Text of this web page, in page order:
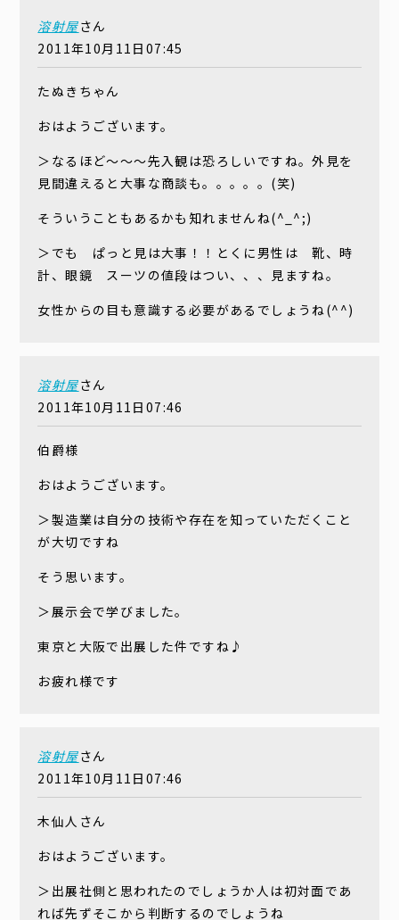
溶射屋さん
2011年10月11日07:45
たぬきちゃん
おはようございます。
＞なるほど〜〜〜先入観は恐ろしいですね。外見を
見間違えると大事な商談も。。。。。(笑)
そういうこともあるかも知れませんね(^_^;)
＞でも ぱっと見は大事！！とくに男性は 靴、時
計、眼鏡 スーツの値段はつい、、、見ますね。
女性からの目も意識する必要があるでしょうね(^^)
溶射屋さん
2011年10月11日07:46
伯爵様
おはようございます。
＞製造業は自分の技術や存在を知っていただくこと
が大切ですね
そう思います。
＞展示会で学びました。
東京と大阪で出展した件ですね♪
お疲れ様です
溶射屋さん
2011年10月11日07:46
木仙人さん
おはようございます。
＞出展社側と思われたのでしょうか人は初対面であ
れば先ずそこから判断するのでしょうね